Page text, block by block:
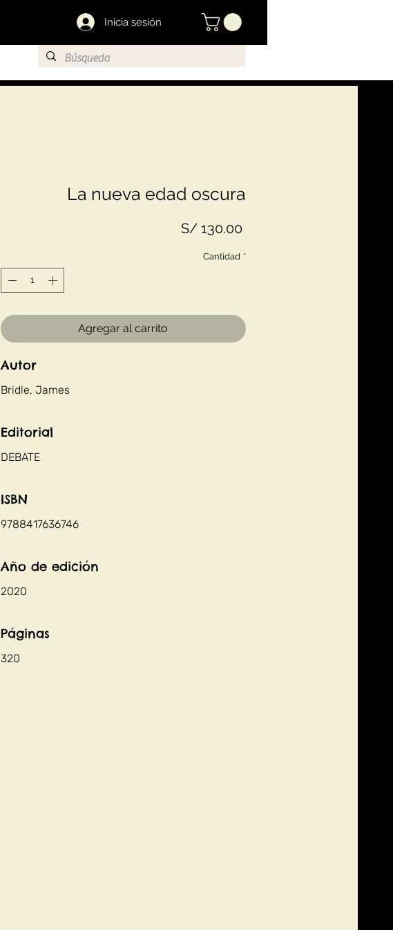
Inicia sesión
La nueva edad oscura
S/ 130.00Precio
Cantidad *
Agregar al carrito
Autor
Bridle, James
Editorial
DEBATE
ISBN
9788417636746
Año de edición
2020
Páginas
320